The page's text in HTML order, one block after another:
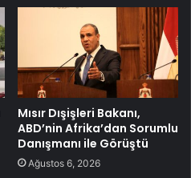
Mısır Dışişleri Bakanı,
ABD’nin Afrika’dan Sorumlu
Danışmanı ile Görüştü
Ağustos 6, 2026